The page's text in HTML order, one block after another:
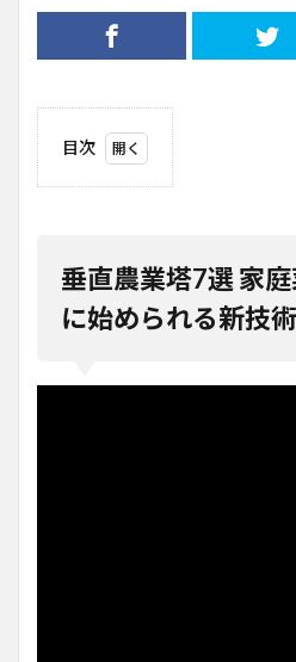
目次
選
家庭
菜園
でも
垂直農業塔7選 家
に始められる新技術